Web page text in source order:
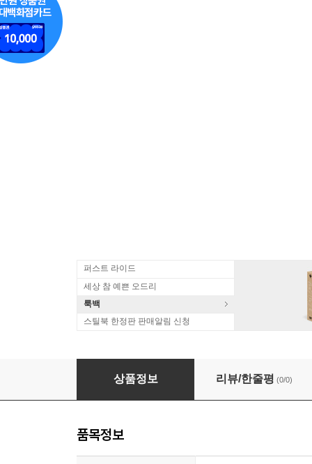
퍼스트 라이드
세상 참 예쁜 오드리
룩백
스틸북 한정판 판매알림 신청
쇼스타코비치: 피아노 삼중주 전곡집, 실베
상품정보 리뷰/한줄평 (0/0)
품목정보